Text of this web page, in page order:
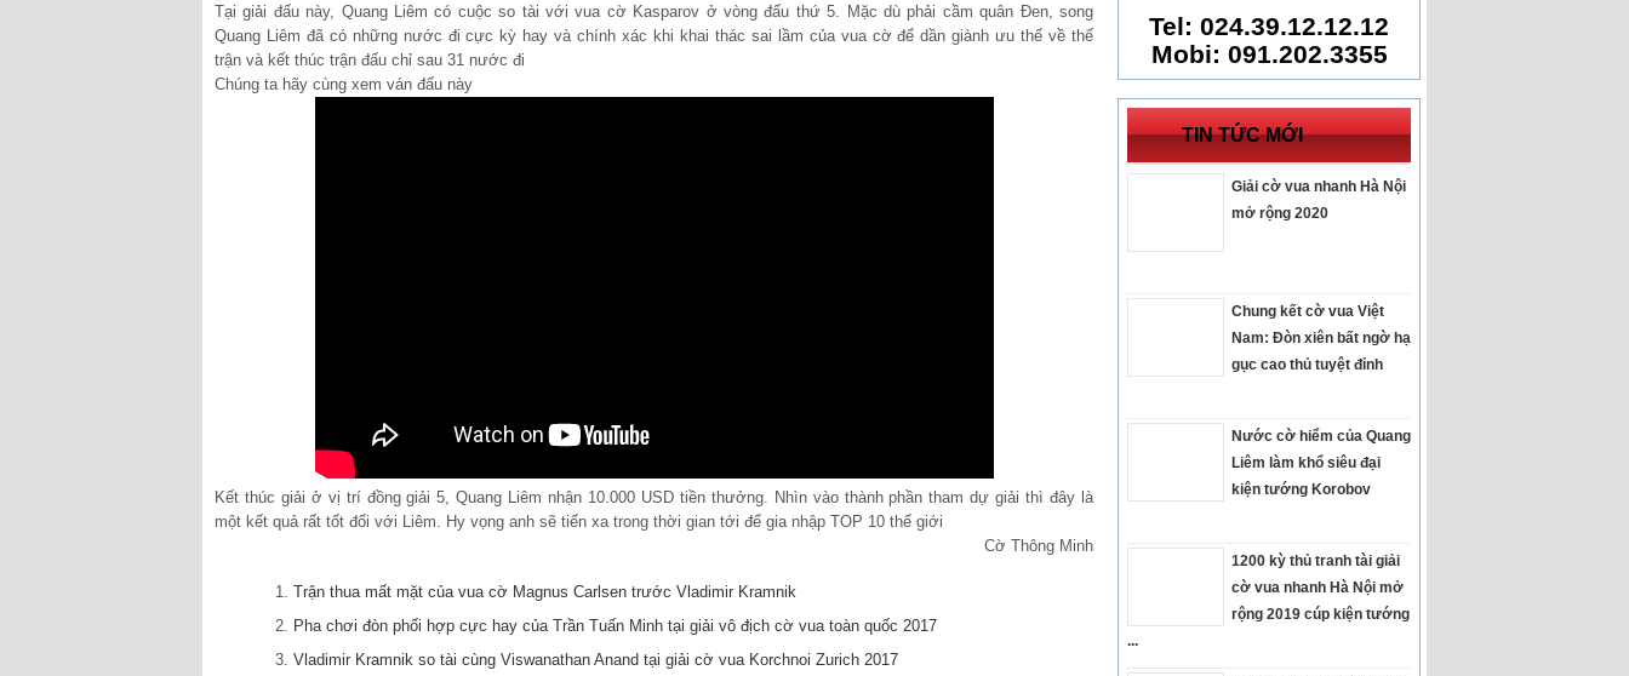
Tại giải đấu này, Quang Liêm có cuộc so tài với vua cờ Kasparov ở vòng đấu thứ 5. Mặc dù phải cầm quân Đen, song
Quang Liêm đã có những nước đi cực kỳ hay và chính xác khi khai thác sai lầm của vua cờ để dần giành ưu thế về thế
trận và kết thúc trận đấu chỉ sau 31 nước đi
Chúng ta hãy cùng xem ván đấu này
Kết thúc giải ở vị trí đồng giải 5, Quang Liêm nhận 10.000 USD tiền thưởng. Nhìn vào thành phần tham dự giải thì đây là
một kết quả rất tốt đối với Liêm. Hy vọng anh sẽ tiến xa trong thời gian tới để gia nhập TOP 10 thế giới
Cờ Thông Minh
Trận thua mất mặt của vua cờ Magnus Carlsen trước Vladimir Kramnik
Pha chơi đòn phối hợp cực hay của Trần Tuấn Minh tại giải vô địch cờ vua toàn quốc 2017
Vladimir Kramnik so tài cùng Viswanathan Anand tại giải cờ vua Korchnoi Zurich 2017
Tel: 024.39.12.12.12
Mobi: 091.202.3355
TIN TỨC MỚI
Giải cờ vua nhanh Hà Nội
mở rộng 2020
Chung kết cờ vua Việt
Nam: Đòn xiên bất ngờ hạ
gục cao thủ tuyệt đỉnh
Nước cờ hiểm của Quang
Liêm làm khổ siêu đại
kiện tướng Korobov
1200 kỳ thủ tranh tài giải
cờ vua nhanh Hà Nội mở
rộng 2019 cúp kiện tướng
...